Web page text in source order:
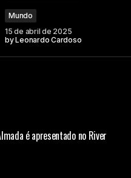
Mundo
15 de abril de 2025
byLeonardo Cardoso
é apresentado no River